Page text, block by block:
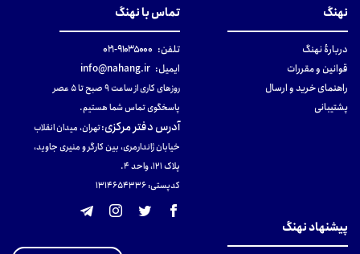
نهنگ
دربارهٔ نهنگ
قوانین و مقررات
راهنمای خرید و ارسال
پشتیبانی
تماس با نهنگ
تلفن: ۹۱۰۳۵۰۰۰-۰۲۱
ایمیل: info@nahang.ir
روزهای کاری از ساعت ۹ صبح تا ۵ عصر
پاسخگوی تماس شما هستیم.
آدرس دفتر مرکزی:تهران، میدان انقلاب
خیابان ژاندارمری، بین کارگر و منیری جاوید،
پلاک 121، واحد ۴.
کدپستی: 131465433۶
پیشنهاد نهنگ